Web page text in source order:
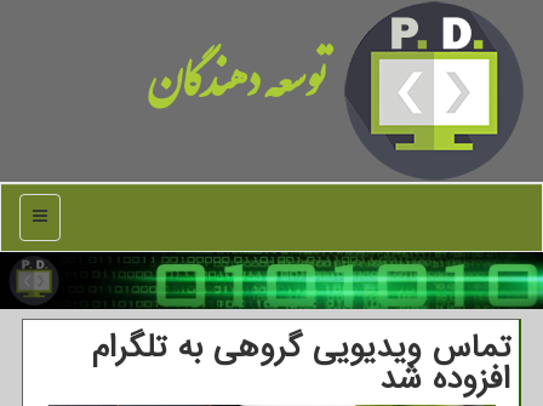
توسعه دهندگان
منو
تماس ویدیویی گروهی به تلگرام
افزوده شد